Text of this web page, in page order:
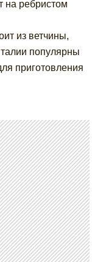
на ребристом
из ветчины,
популярны
приготовления